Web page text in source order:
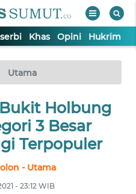
Khas Opini Hukrim
Utama
Holbung
3 Besar
Terpopuler
- Utama
- 23:12 WIB